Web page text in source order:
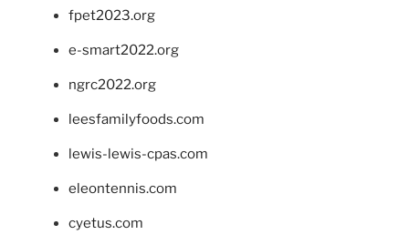
fpet2023.org
e-smart2022.org
ngrc2022.org
leesfamilyfoods.com
lewis-lewis-cpas.com
eleontennis.com
cyetus.com